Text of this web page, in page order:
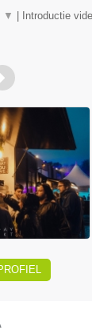
▼ Introductie